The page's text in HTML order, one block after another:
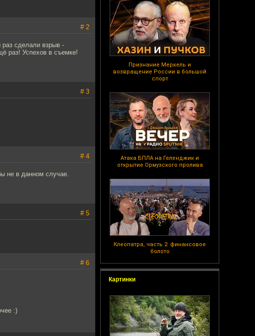
Признание Меркель и
возвращение России в большой
спорт
Атака БПЛА на Геленджик и
открытие Ормузского пролива
Клеопатра, часть 2: финансовое
болото
Картинки
# 2
раз сделали взрыв -
раз! Успехов в съемке!
# 3
# 4
не в данном случае.
# 5
# 6
:)